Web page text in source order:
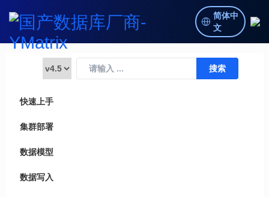
简体中
文
快速上手
集群部署
数据模型
数据写入